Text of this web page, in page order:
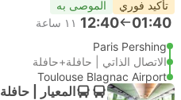
تأكيد فوري الموصى به
01:40
12:40 ١١ ساعة
Paris Pershing
الاتصال الذاتي | حافلة+حافلة
Toulouse Blagnac Airport
المعيار | حافلة